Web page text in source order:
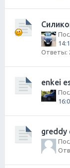
Ответы:
enkei
greddy